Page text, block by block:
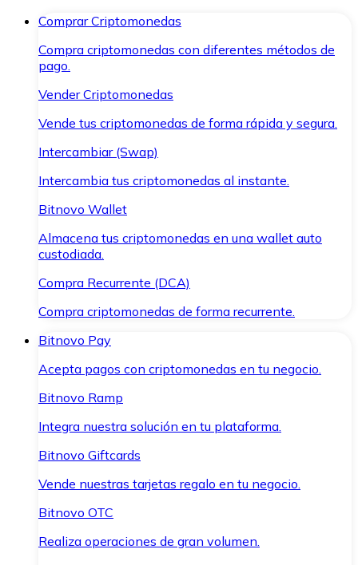
Comprar Criptomonedas
Compra criptomonedas con diferentes métodos de
pago.
Vender Criptomonedas
Vende tus criptomonedas de forma rápida y segura.
Intercambiar (Swap)
Intercambia tus criptomonedas al instante.
Bitnovo Wallet
Almacena tus criptomonedas en una wallet auto
custodiada.
Compra Recurrente (DCA)
Compra criptomonedas de forma recurrente.
Bitnovo Pay
Acepta pagos con criptomonedas en tu negocio.
Bitnovo Ramp
Integra nuestra solución en tu plataforma.
Bitnovo Giftcards
Vende nuestras tarjetas regalo en tu negocio.
Bitnovo OTC
Realiza operaciones de gran volumen.